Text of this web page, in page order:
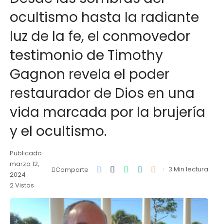
ocultismo hasta la radiante
luz de la fe, el conmovedor
testimonio de Timothy
Gagnon revela el poder
restaurador de Dios en una
vida marcada por la brujería
y el ocultismo.
Publicado
marzo 12,
2024
2 Vistas
Comparte 3 Min lectura